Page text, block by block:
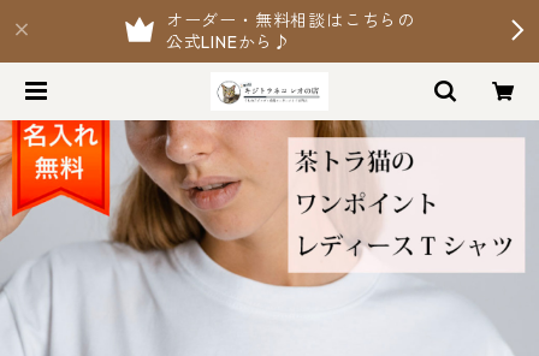
オーダー・無料相談はこちらの
公式LINEから♪